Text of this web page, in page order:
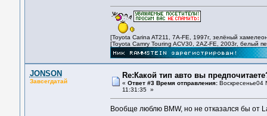
[Toyota Carina AT211, 7A-FE, 1997г, зелёный
[Toyota Camry Touring ACV30, 2AZ-FE, 2003г, белый
JONSON
Завсегдатай
Re:Какой тип авто вы
« Ответ #3 Время отправления:Воскресенье04
11:31:35 »
Вообще люблю BMW, но не отказался бы от